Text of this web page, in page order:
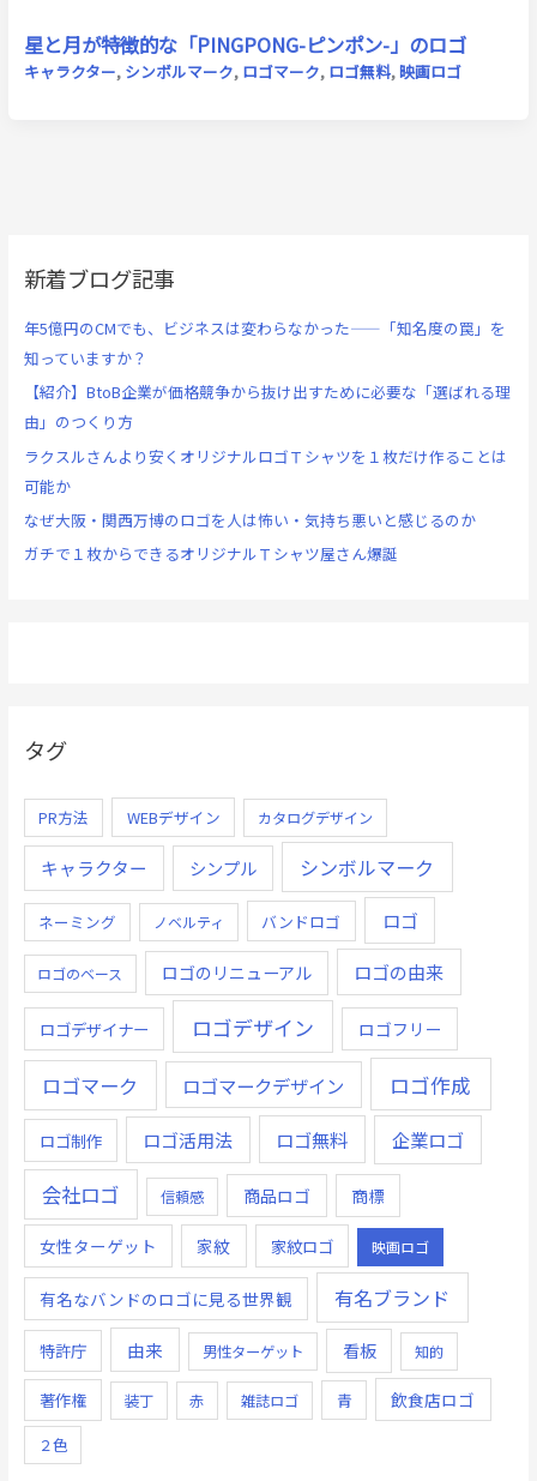
星と月が特徴的な「PINGPONG-ピンポン-」のロゴ
キャラクター, シンボルマーク, ロゴマーク, ロゴ無料,映画ロゴ
新着ブログ記事
年5億円のCMでも、ビジネスは変わらなかった——「知名度の罠」を
知っていますか？
【紹介】BtoB企業が価格競争から抜け出すために必要な「選ばれる理
由」のつくり方
ラクスルさんより安くオリジナルロゴＴシャツを１枚だけ作ることは
可能か
なぜ大阪・関西万博のロゴを人は怖い・気持ち悪いと感じるのか
ガチで１枚からできるオリジナルＴシャツ屋さん爆誕
タグ
PR方法 WEBデザイン カタログデザイン
キャラクター シンプル シンボルマーク
ネーミング ノベルティ バンドロゴ ロゴ
ロゴのベース ロゴのリニューアル ロゴの由来
ロゴデザイナー ロゴデザイン ロゴフリー
ロゴマーク ロゴマークデザイン ロゴ作成
ロゴ制作 ロゴ活用法 ロゴ無料 企業ロゴ
会社ロゴ 信頼感 商品ロゴ 商標
女性ターゲット 家紋 家紋ロゴ 映画ロゴ
有名なバンドのロゴに見る世界観 有名ブランド
特許庁 由来 男性ターゲット 看板 知的
著作権 装丁 赤 雑誌ロゴ 青 飲食店ロゴ
２色